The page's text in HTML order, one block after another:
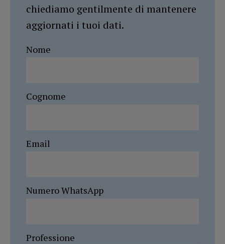
chiediamo gentilmente di mantenere
aggiornati i tuoi dati.
Nome
Cognome
Email
Numero WhatsApp
Professione